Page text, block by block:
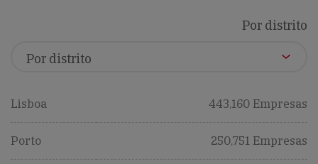
Por distrito
Lisboa 443,160 Empresas
Porto 250,751 Empresas